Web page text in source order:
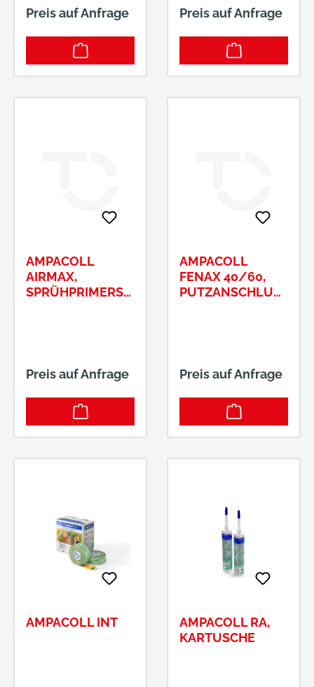
Preis auf Anfrage
LISSIERT
Preis auf Anfrage
AMPACOLL
AIRMAX,
SPRÜHPRIMERSP
Preis auf Anfrage
AMPACOLL
FENAX 40/60,
PUTZANSCHLUS
Preis auf Anfrage
AMPACOLL INT
AMPACOLL RA,
KARTUSCHE